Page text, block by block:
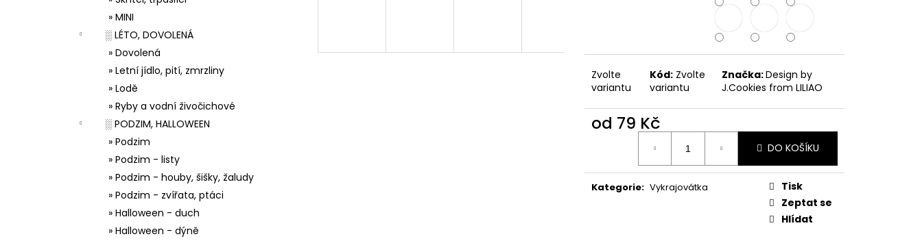
» MINI
░ LÉTO, DOVOLENÁ
» Dovolená
» Letní jídlo, pití, zmrzliny
» Lodě
» Ryby a vodní živočichové
░ PODZIM, HALLOWEEN
» Podzim
» Podzim - listy
» Podzim - houby, šišky, žaludy
» Podzim - zvířata, ptáci
» Halloween - duch
» Halloween - dýně
Zvolte
variantu
Kód: Zvolte
variantu
Značka:Design by
J.Cookies from LILIAO
od 79 Kč
DO KOŠÍKU
Kategorie: Vykrajovátka
Tisk
Zeptat se
Hlídat
33001 ZDOBÍCÍ SÁČEK